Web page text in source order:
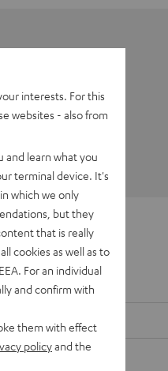
interests. For this
websites - also from
and learn what you
terminal device. It's
which we only
but they
that is really
cookies as well as to
For an individual
and confirm with
them with effect
policyand the